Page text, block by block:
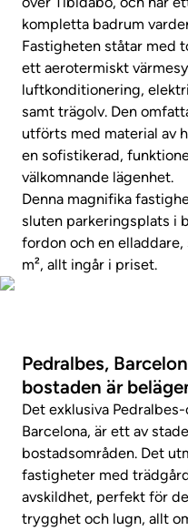
kompletta badrum
Fastigheten ståtar med
ett aerotermiskt
luftkonditionering,
samt trägolv. Den
utförts med material av
en sofistikerad,
välkomnande lägenhet.
Denna magnifika
sluten parkeringsplats i
fordon och en
m², allt ingår i priset.
Pedralbes,
bostaden är
Det exklusiva
Barcelona, är ett av
bostadsområden. Det
fastigheter med
avskildhet, perfekt för
trygghet och lugn, allt